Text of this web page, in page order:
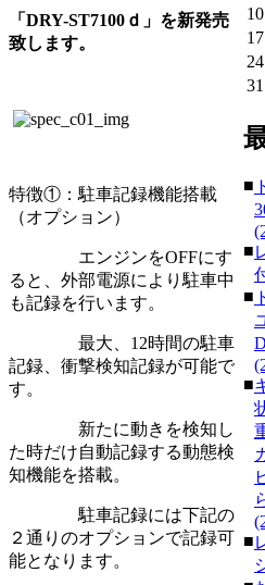
「DRY-ST7100ｄ」を新発売
致します。
特徴①：駐車記録機能搭載
（オプション）
エンジンをOFFにす
ると、外部電源により駐車中
も記録を行います。
最大、12時間の駐車
記録、衝撃検知記録が可能で
す。
新たに動きを検知し
た時だけ自動記録する動態検
知機能を搭載。
駐車記録には下記の
２通りのオプションで記録可
能となります。
10
17
24
31
■
■
■
■
■